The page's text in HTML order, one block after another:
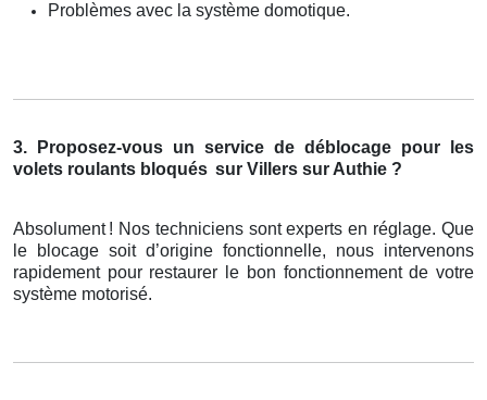
Problèmes avec la système domotique.
3. Proposez-vous un service de déblocage pour les
volets roulants bloqués sur Villers sur Authie ?
Absolument ! Nos techniciens sont experts en réglage. Que
le blocage soit d’origine fonctionnelle, nous intervenons
rapidement pour restaurer le bon fonctionnement de votre
système motorisé.